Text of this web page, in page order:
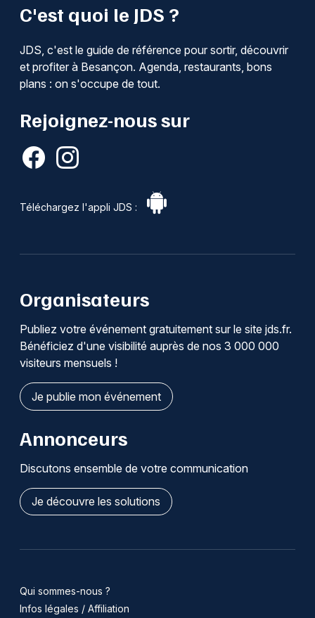
C'est quoi le JDS ?
JDS, c'est le guide de référence pour sortir, découvrir
et profiter à Besançon. Agenda, restaurants, bons
plans : on s'occupe de tout.
Rejoignez-nous sur
Téléchargez l'appli JDS :
Organisateurs
Publiez votre événement gratuitement sur le site jds.fr.
Bénéficiez d'une visibilité auprès de nos 3 000 000
visiteurs mensuels !
Je publie mon événement
Annonceurs
Discutons ensemble de votre communication
Je découvre les solutions
Qui sommes-nous ?
Infos légales / Affiliation